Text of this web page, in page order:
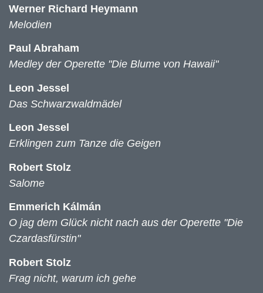
Werner Richard Heymann
Melodien
Paul Abraham
Medley der Operette "Die Blume von Hawaii"
Leon Jessel
Das Schwarzwaldmädel
Leon Jessel
Erklingen zum Tanze die Geigen
Robert Stolz
Salome
Emmerich Kálmán
O jag dem Glück nicht nach aus der Operette "Die
Czardasfürstin"
Robert Stolz
Frag nicht, warum ich gehe